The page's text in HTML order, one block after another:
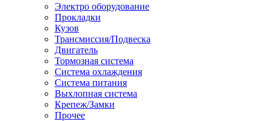
Электро оборудование
Прокладки
Кузов
Трансмиссия/Подвеска
Двигатель
Тормозная система
Система охлаждения
Система питания
Выхлопная система
Крепеж/Замки
Прочее